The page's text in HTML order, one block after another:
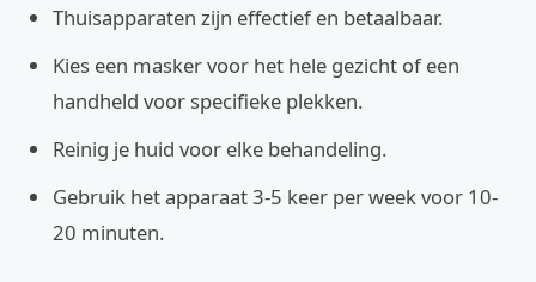
Thuisapparaten zijn effectief en betaalbaar.
Kies een masker voor het hele gezicht of een
handheld voor specifieke plekken.
Reinig je huid voor elke behandeling.
Gebruik het apparaat 3-5 keer per week voor 10-
20 minuten.